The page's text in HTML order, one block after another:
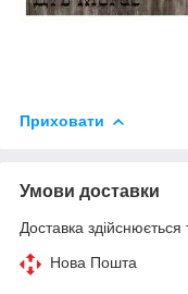
Приховати
Умови доставки
Доставка здійснюється
Нова Пошта